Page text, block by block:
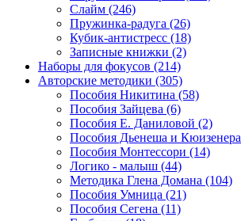
Слайм (246)
Пружинка-радуга (26)
Кубик-антистресс (18)
Записные книжки (2)
Наборы для фокусов (214)
Авторские методики (305)
Пособия Никитина (58)
Пособия Зайцева (6)
Пособия Е. Даниловой (2)
Пособия Дьенеша и Кюизенера
Пособия Монтессори (14)
Логико - малыш (44)
Методика Глена Домана (104)
Пособия Умница (21)
Пособия Сегена (11)